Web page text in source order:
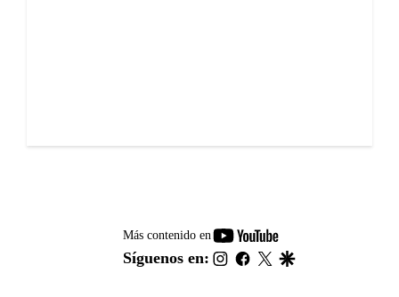
Más contenido en
youtube-
footer
Síguenos en: instagram
facebook
twitter